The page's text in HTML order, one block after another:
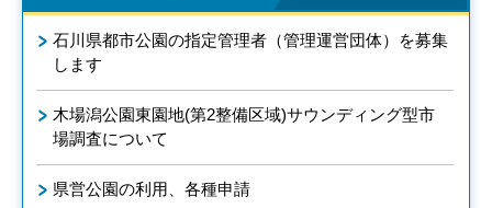
石川県都市公園の指定管理者（管理運営団体）を募集
します
木場潟公園東園地(第2整備区域)サウンディング型市
場調査について
県営公園の利用、各種申請